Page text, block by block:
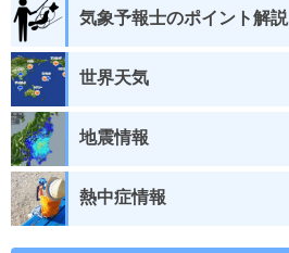
気象予報士のポイント解説
世界天気
地震情報
熱中症情報